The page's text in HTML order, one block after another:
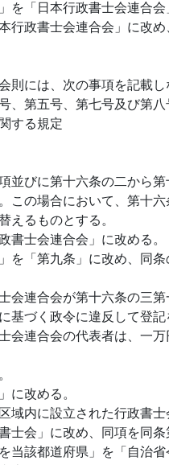
「日本行政書士会連合会
行政書士会連合会」に改
則には、次の事項を記載し
、第五号、第七号及び第
する規定
並びに第十六条の二から
この場合において、第十
るものとする。
士会連合会」に改める。
「第九条」に改め、同条
会連合会が第十六条の三
基づく政令に違反して登
会連合会の代表者は、一
改める。
域内に設立された行政書
士会」に改め、同項を同
当該都道府県」を「自治